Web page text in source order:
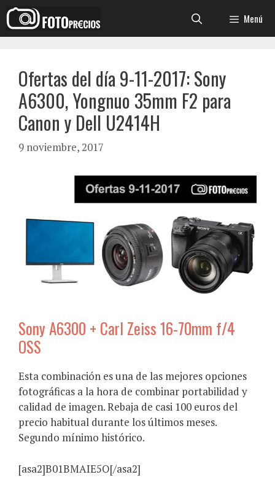
Saltar
al
contenido
Menú
Ofertas del día 9-11-2017: Sony
A6300, Yongnuo 35mm F2 para
Canon y Dell U2414H
9 noviembre, 2017
Sony A6300 + Carl Zeiss 16-70mm f/4
OSS
Esta combinación es una de las mejores opciones
fotográficas a la hora de combinar portabilidad y
calidad de imagen. Rebaja de casi 100 euros del
precio habitual durante los últimos meses.
Segundo mínimo histórico.
[asa2]B01BMAIE5O[/asa2]